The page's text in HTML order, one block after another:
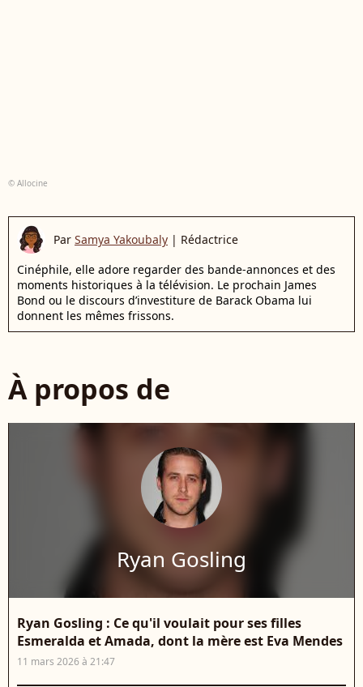
© Allocine
Par Samya Yakoubaly | Rédactrice
Cinéphile, elle adore regarder des bande-annonces et des
moments historiques à la télévision. Le prochain James
Bond ou le discours d’investiture de Barack Obama lui
donnent les mêmes frissons.
À propos de
Ryan Gosling
Ryan Gosling : Ce qu'il voulait pour ses filles
Esmeralda et Amada, dont la mère est Eva Mendes
11 mars 2026 à 21:47